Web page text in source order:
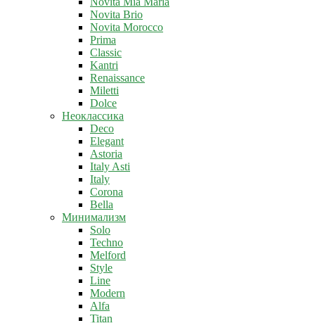
Novita Brio
Novita Morocco
Prima
Classic
Kantri
Renaissance
Miletti
Dolce
Неоклассика
Deco
Elegant
Astoria
Italy Asti
Italy
Corona
Bella
Минимализм
Solo
Techno
Melford
Style
Line
Modern
Alfa
Titan